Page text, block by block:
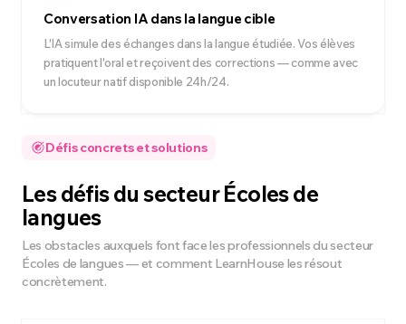
Conversation IA dans la langue cible
L'IA simule des échanges dans la langue étudiée. Vos élèves
pratiquent l'oral et reçoivent des corrections — comme avec
un locuteur natif disponible 24h/24.
Défis concrets et solutions
Les défis du secteur Écoles de
langues
Les obstacles auxquels font face les professionnels du secteur
Écoles de langues — et comment LearnHouse les résout
concrètement.